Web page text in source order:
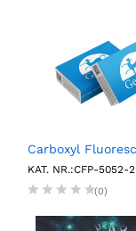
KAT. NR.:CFP-5052-2
(0)